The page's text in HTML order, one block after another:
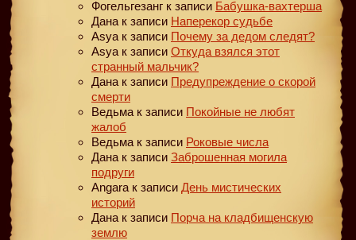
Фогельгезанг к записи Бабушка-вахтерша
Дана к записи Наперекор судьбе
Asya к записи Почему за дедом следят?
Asya к записи Откуда взялся этот
странный мальчик?
Дана к записи Предупреждение о скорой
смерти
Ведьма к записи Покойные не любят
жалоб
Ведьма к записи Роковые числа
Дана к записи Заброшенная могила
подруги
Angara к записи День мистических
историй
Дана к записи Порча на кладбищенскую
землю